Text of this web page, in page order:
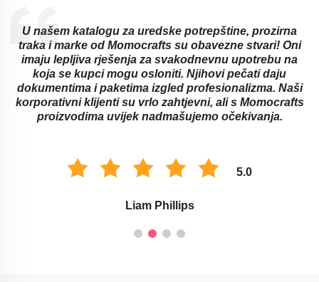
U našem katalogu za uredske potrepštine, prozirna
traka i marke od Momocrafts su obavezne stvari! Oni
imaju lepljiva rješenja za svakodnevnu upotrebu na
koja se kupci mogu osloniti. Njihovi pečati daju
dokumentima i paketima izgled profesionalizma. Naši
korporativni klijenti su vrlo zahtjevni, ali s Momocrafts
proizvodima uvijek nadmašujemo očekivanja.
5.0
Liam Phillips